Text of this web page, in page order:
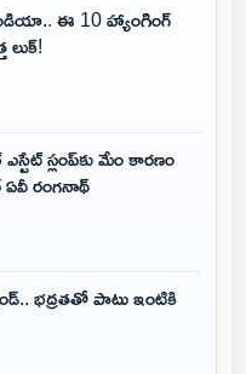
ఐడియా.. ఈ 10 హ్యాంగింగ్
స్లంప్‌కు మేం కారణం
రంగనాథ్
భద్రతతో పాటు ఇంటికి